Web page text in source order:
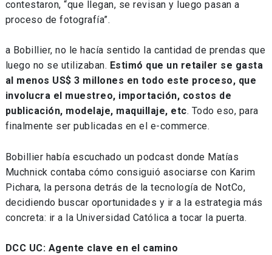
contestaron, “que llegan, se revisan y luego pasan a
proceso de fotografía”.
a Bobillier, no le hacía sentido la cantidad de prendas que
luego no se utilizaban. Estimó que un retailer se gasta
al menos US$ 3 millones en todo este proceso, que
involucra el muestreo, importación, costos de
publicación, modelaje, maquillaje, etc. Todo eso, para
finalmente ser publicadas en el e-commerce.
Bobillier había escuchado un podcast donde Matías
Muchnick contaba cómo consiguió asociarse con Karim
Pichara, la persona detrás de la tecnología de NotCo,
decidiendo buscar oportunidades y ir a la estrategia más
concreta: ir a la Universidad Católica a tocar la puerta.
DCC UC: Agente clave en el camino